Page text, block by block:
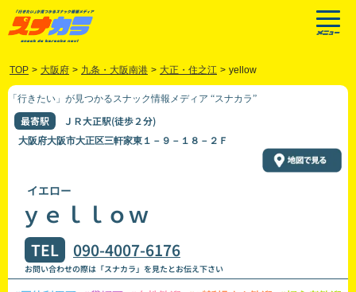
TOP > 大阪府 > 九条・大阪南港 > 大正・住之江 > yellow
「行きたい」が見つかるスナック情報メディア “スナカラ”
最寄駅 ＪＲ大正駅(徒歩２分)
大阪府大阪市大正区三軒家東１－９－１８－２Ｆ
イエロー
ｙｅｌｌｏｗ
TEL 090-4007-6176
お問い合わせの際は「スナカラ」を見たとお伝え下さい